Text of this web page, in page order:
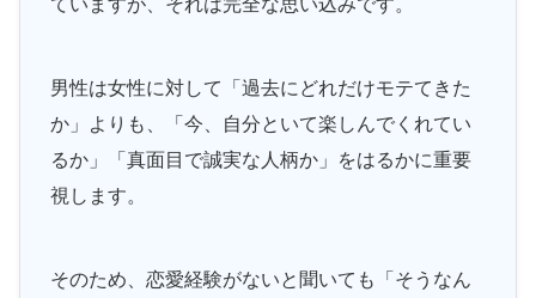
ていますが、それは完全な思い込みです。
男性は女性に対して「過去にどれだけモテてきた
か」よりも、「今、自分といて楽しんでくれてい
るか」「真面目で誠実な人柄か」をはるかに重要
視します。
そのため、恋愛経験がないと聞いても「そうなん